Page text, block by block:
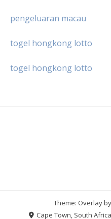
pengeluaran macau
togel hongkong lotto
togel hongkong lotto
Theme: Overlay by
Cape Town, South Africa